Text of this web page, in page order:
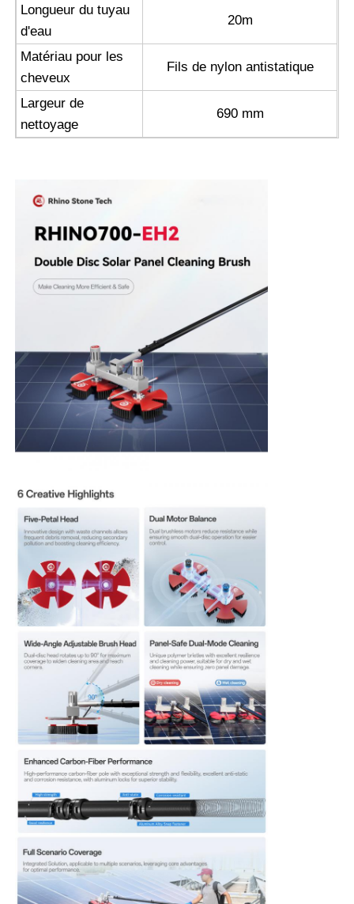
Longueur du tuyau
d'eau
20m
Matériau pour les
cheveux
Fils de nylon antistatique
Largeur de
nettoyage
690 mm